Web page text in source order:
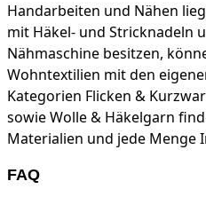
Handarbeiten und Nähen
mit Häkel- und Stricknadeln
Nähmaschine besitzen,
Wohntextilien mit den
Kategorien Flicken &
sowie Wolle & Häkelgarn
Materialien und jede Menge
FAQ